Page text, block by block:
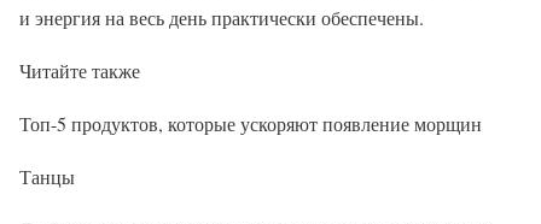
и энергия на весь день практически обеспечены.
Читайте также
Топ-5 продуктов, которые ускоряют появление морщин
Танцы